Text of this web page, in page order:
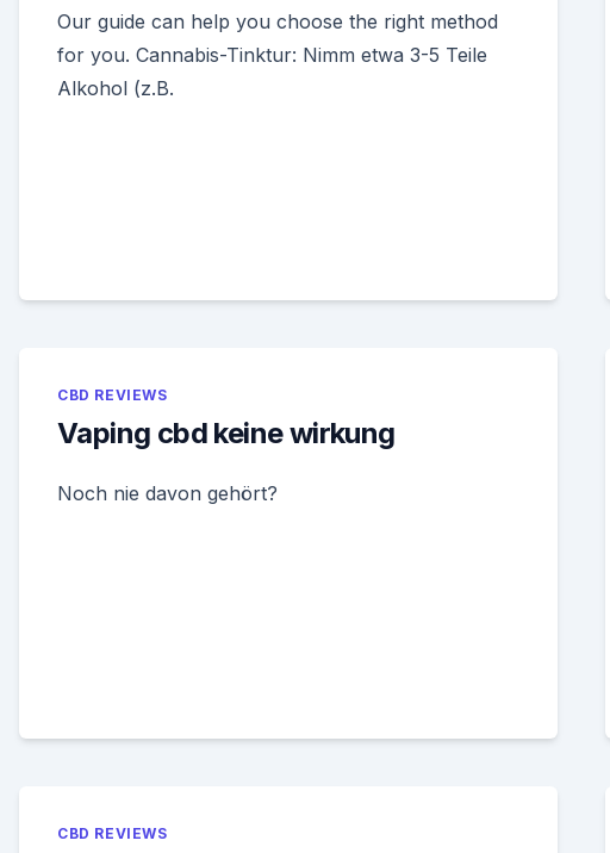
Our guide can help you choose the right method
for you. Cannabis-Tinktur: Nimm etwa 3-5 Teile
Alkohol (z.B.
CBD REVIEWS
Vaping cbd keine wirkung
Noch nie davon gehört?
CBD REVIEWS